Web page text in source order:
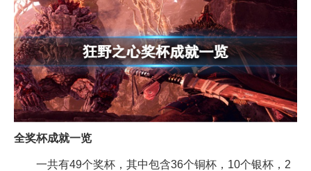
全奖杯成就一览
一共有49个奖杯，其中包含36个铜杯，10个银杯，2